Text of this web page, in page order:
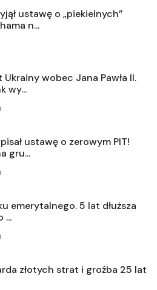
ustawę o „piekielnych”
n...
Ukrainy wobec Jana Pawła II.
wy...
ustawę o zerowym PIT!
gru...
emerytalnego. 5 lat dłuższa
...
złotych strat i groźba 25 lat